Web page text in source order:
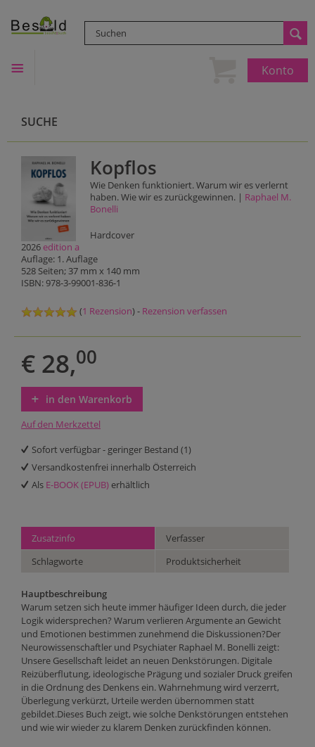
Konto
SUCHE
Kopflos
Wie Denken funktioniert. Warum wir es verlernt
haben. Wie wir es zurückgewinnen. | Raphael M.
Bonelli
Hardcover
2026 edition a
Auflage: 1. Auflage
528 Seiten; 37 mm x 140 mm
ISBN: 978-3-99001-836-1
(1 Rezension) - Rezension verfassen
€ 28,00
in den Warenkorb
Auf den Merkzettel
Sofort verfügbar - geringer Bestand (1)
Versandkostenfrei innerhalb Österreich
Als E-BOOK (EPUB) erhältlich
Zusatzinfo
Verfasser
Schlagworte
Produktsicherheit
Hauptbeschreibung
Warum setzen sich heute immer häufiger Ideen durch, die jeder
Logik widersprechen? Warum verlieren Argumente an Gewicht
und Emotionen bestimmen zunehmend die Diskussionen?Der
Neurowissenschaftler und Psychiater Raphael M. Bonelli zeigt:
Unsere Gesellschaft leidet an neuen Denkstörungen. Digitale
Reizüberflutung, ideologische Prägung und sozialer Druck greifen
in die Ordnung des Denkens ein. Wahrnehmung wird verzerrt,
Überlegung verkürzt, Urteile werden übernommen statt
gebildet.Dieses Buch zeigt, wie solche Denkstörungen entstehen
und wie wir wieder zu klarem Denken zurückfinden können.